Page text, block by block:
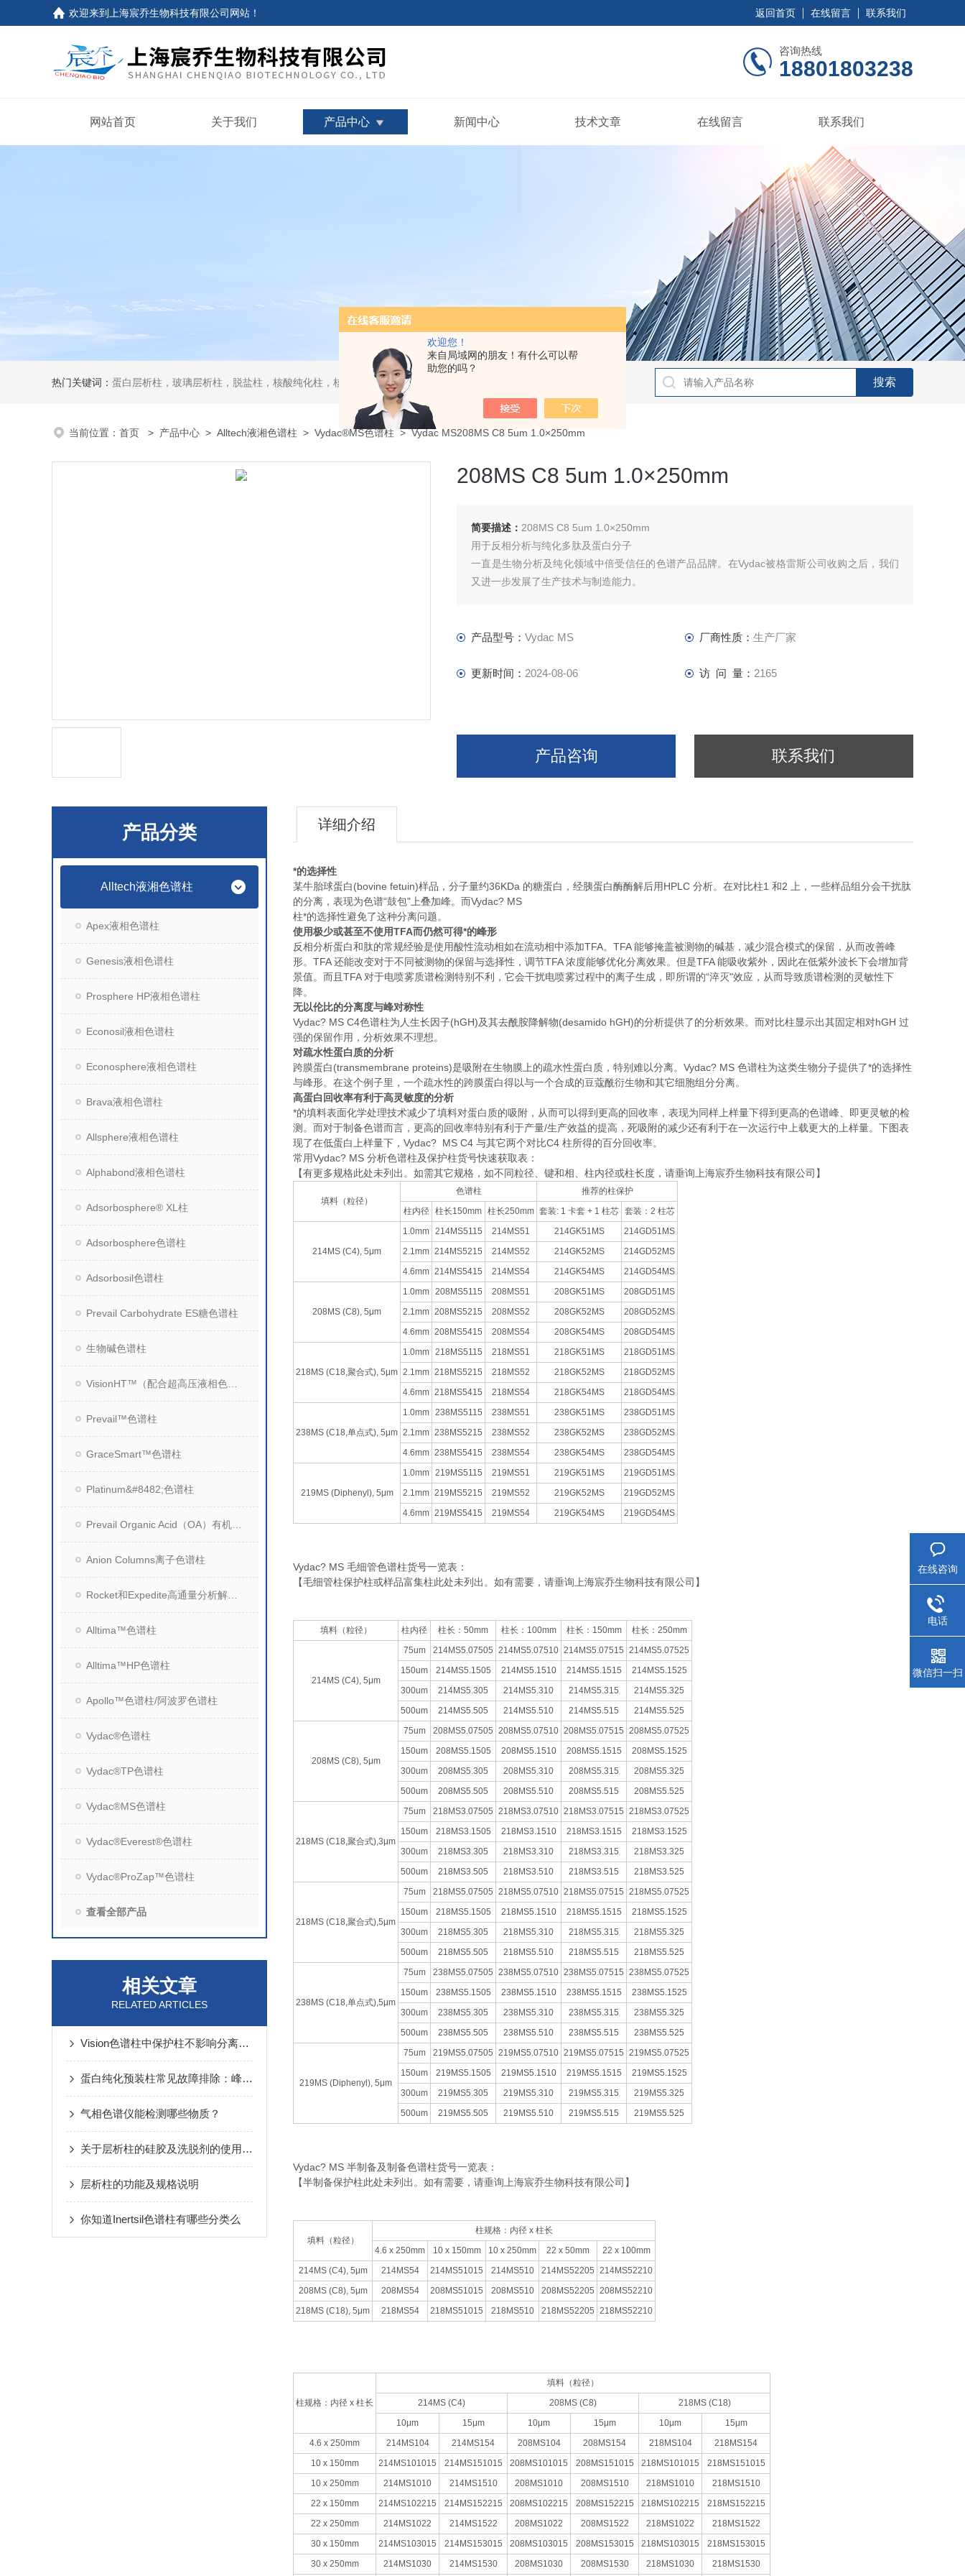
欢迎您！
来自局域网的朋友！有什么可以帮
助您的吗？
欢迎来到上海宸乔生物科技有限公司网站！ 返回首页 在线留言 联系我们
咨询热线
18801803238
网站首页 关于我们 产品中心 新闻中心 技术文章 在线留言 联系我们
热门关键词： 蛋白层析柱，玻璃层析柱，脱盐柱，核酸纯化柱，核酸分离柱，DAC制备柱，分子筛空柱，装柱机
当前位置： 首页 > 产品中心 > Alltech液湘色谱柱 > Vydac®MS色谱柱 > Vydac MS208MS C8 5um 1.0×250mm
208MS C8 5um 1.0×250mm
简要描述： 208MS C8 5um 1.0×250mm
用于反相分析与纯化多肽及蛋白分子
一直是生物分析及纯化领域中倍受信任的色谱产品品牌。在Vydac被格雷斯公司收购之后，我们
又进一步发展了生产技术与制造能力。
产品型号： Vydac MS 厂商性质： 生产厂家
更新时间： 2024-08-06 访 问 量： 2165
产品咨询 联系我们
产品分类
Alltech液湘色谱柱
Apex液相色谱柱
Genesis液相色谱柱
Prosphere HP液相色谱柱
Econosil液相色谱柱
Econosphere液相色谱柱
Brava液相色谱柱
Allsphere液相色谱柱
Alphabond液相色谱柱
Adsorbosphere® XL柱
Adsorbosphere色谱柱
Adsorbosil色谱柱
Prevail Carbohydrate ES糖色谱柱
生物碱色谱柱
Prevail™色谱柱
GraceSmart™色谱柱
Platinum&#8482;色谱柱
Anion Columns离子色谱柱
Alltima™色谱柱
Alltima™HP色谱柱
Apollo™色谱柱/阿波罗色谱柱
Vydac®色谱柱
Vydac®TP色谱柱
Vydac®MS色谱柱
Vydac®Everest®色谱柱
Vydac®ProZap™色谱柱
查看全部产品
相关文章
RELATED ARTICLES
Vision色谱柱中保护柱不影响分离效果是真的么
蛋白纯化预装柱常见故障排除：峰形拖尾、压力升高的原因与对策
气相色谱仪能检测哪些物质？
关于层析柱的硅胶及洗脱剂的使用方法本篇告诉你
层析柱的功能及规格说明
你知道Inertsil色谱柱有哪些分类么
详细介绍
*的选择性
某牛胎球蛋白(bovine fetuin)样品，分子量约36KDa 的糖蛋白，经胰蛋白酶酶解后用HPLC 分析。在对比柱1 和2 上，一些样品组分会干扰肽
的分离，表现为色谱“鼓包"上叠加峰。而Vydac? MS
柱*的选择性避免了这种分离问题。
使用极少或甚至不使用TFA而仍然可得*的峰形
反相分析蛋白和肽的常规经验是使用酸性流动相如在流动相中添加TFA。TFA 能够掩盖被测物的碱基，减少混合模式的保留，从而改善峰
形。TFA 还能改变对于不同被测物的保留与选择性，调节TFA 浓度能够优化分离效果。但是TFA 能吸收紫外，因此在低紫外波长下会增加背
景值。而且TFA 对于电喷雾质谱检测特别不利，它会干扰电喷雾过程中的离子生成，即所谓的“淬灭"效应，从而导致质谱检测的灵敏性下
降。
无以伦比的分离度与峰对称性
Vydac? MS C4色谱柱为人生长因子(hGH)及其去酰胺降解物(desamido hGH)的分析提供了的分析效果。而对比柱显示出其固定相对hGH 过
强的保留作用，分析效果不理想。
对疏水性蛋白质的分析
跨膜蛋白(transmembrane proteins)是吸附在生物膜上的疏水性蛋白质，特别难以分离。Vydac? MS 色谱柱为这类生物分子提供了*的选择性
与峰形。在这个例子里，一个疏水性的跨膜蛋白得以与一个合成的豆蔻酰衍生物和其它细胞组分分离。
高蛋白回收率有利于高灵敏度的分析
*的填料表面化学处理技术减少了填料对蛋白质的吸附，从而可以得到更高的回收率，表现为同样上样量下得到更高的色谱峰、即更灵敏的检
测。而对于制备色谱而言，更高的回收率特别有利于产量/生产效益的提高，死吸附的减少还有利于在一次运行中上载更大的上样量。下图表
现了在低蛋白上样量下，Vydac? MS C4 与其它两个对比C4 柱所得的百分回收率。
常用Vydac? MS 分析色谱柱及保护柱货号快速获取表：
【有更多规格此处未列出。如需其它规格，如不同粒径、键和相、柱内径或柱长度，请垂询上海宸乔生物科技有限公司】
填料（粒径）
色谱柱
推荐的柱保护
柱内径
柱长150mm 柱长250mm 套装: 1 卡套 + 1 柱芯 套装：2 柱芯
214MS (C4), 5μm
1.0mm 214MS5115 214MS51 214GK51MS
214GD51MS
2.1mm 214MS5215 214MS52 214GK52MS
214GD52MS
4.6mm 214MS5415 214MS54 214GK54MS 214GD54MS
208MS (C8), 5μm
1.0mm 208MS5115 208MS51 208GK51MS
208GD51MS
2.1mm 208MS5215 208MS52 208GK52MS
208GD52MS
4.6mm 208MS5415 208MS54 208GK54MS 208GD54MS
218MS (C18,聚合式), 5μm
1.0mm 218MS5115 218MS51 218GK51MS
218GD51MS
2.1mm 218MS5215 218MS52 218GK52MS
218GD52MS
4.6mm 218MS5415 218MS54 218GK54MS 218GD54MS
238MS (C18,单点式), 5μm
1.0mm 238MS5115 238MS51 238GK51MS
238GD51MS
2.1mm 238MS5215 238MS52 238GK52MS
238GD52MS
4.6mm 238MS5415 238MS54 238GK54MS 238GD54MS
219MS (Diphenyl), 5μm
1.0mm 219MS5115 219MS51 219GK51MS
219GD51MS
2.1mm 219MS5215 219MS52 219GK52MS
219GD52MS
4.6mm 219MS5415 219MS54 219GK54MS 219GD54MS
Vydac? MS 毛细管色谱柱货号一览表：
【毛细管柱保护柱或样品富集柱此处未列出。如有需要，请垂询上海宸乔生物科技有限公司】
填料（粒径） 柱内径 柱长：50mm 柱长：100mm 柱长：150mm 柱长：250mm
214MS (C4), 5μm
75um 214MS5.07505 214MS5.07510 214MS5.07515 214MS5.07525
150um
214MS5.1505 214MS5.1510 214MS5.1515
214MS5.1525
300um
214MS5.305 214MS5.310 214MS5.315
214MS5.325
500um
214MS5.505 214MS5.510 214MS5.515 214MS5.525
208MS (C8), 5μm
75um 208MS5.07505 208MS5.07510 208MS5.07515 208MS5.07525
150um
208MS5.1505 208MS5.1510 208MS5.1515
208MS5.1525
300um
208MS5.305 208MS5.310 208MS5.315
208MS5.325
500um
208MS5.505 208MS5.510 208MS5.515 208MS5.525
218MS (C18,聚合式),3μm
75um 218MS3.07505 218MS3.07510 218MS3.07515 218MS3.07525
150um
218MS3.1505 218MS3.1510 218MS3.1515
218MS3.1525
300um
218MS3.305 218MS3.310 218MS3.315
218MS3.325
500um
218MS3.505 218MS3.510 218MS3.515 218MS3.525
218MS (C18,聚合式),5μm
75um 218MS5.07505 218MS5.07510 218MS5.07515 218MS5.07525
150um
218MS5.1505 218MS5.1510 218MS5.1515
218MS5.1525
300um
218MS5.305 218MS5.310 218MS5.315
218MS5.325
500um
218MS5.505 218MS5.510 218MS5.515 218MS5.525
238MS (C18,单点式),5μm
75um 238MS5.07505 238MS5.07510 238MS5.07515 238MS5.07525
150um
238MS5.1505 238MS5.1510 238MS5.1515
238MS5.1525
300um
238MS5.305 238MS5.310 238MS5.315
238MS5.325
500um
238MS5.505 238MS5.510 238MS5.515 238MS5.525
219MS (Diphenyl), 5μm
75um 219MS5.07505 219MS5.07510 219MS5.07515 219MS5.07525
150um
219MS5.1505 219MS5.1510 219MS5.1515
219MS5.1525
300um
219MS5.305 219MS5.310 219MS5.315
219MS5.325
500um
219MS5.505 219MS5.510 219MS5.515 219MS5.525
Vydac? MS 半制备及制备色谱柱货号一览表：
【半制备保护柱此处未列出。如有需要，请垂询上海宸乔生物科技有限公司】
填料（粒径）
柱规格：内径 x 柱长
4.6 x 250mm
10 x 150mm 10 x 250mm 22 x 50mm
22 x 100mm
214MS (C4), 5μm
214MS54 214MS51015 214MS510 214MS52205 214MS52210
208MS (C8), 5μm
208MS54 208MS51015 208MS510 208MS52205 208MS52210
218MS (C18), 5μm
218MS54 218MS51015 218MS510 218MS52205 218MS52210
柱规格：内径 x 柱长
填料（粒径）
214MS (C4)
208MS (C8)
218MS (C18)
10μm
15μm 10μm 15μm 10μm
15μm
4.6 x 250mm
214MS104 214MS154 208MS104 208MS154 218MS104
218MS154
10 x 150mm
214MS101015 214MS151015 208MS101015 208MS151015 218MS101015
218MS151015
10 x 250mm
214MS1010 214MS1510 208MS1010 208MS1510 218MS1010
218MS1510
22 x 150mm
214MS102215 214MS152215 208MS102215 208MS152215 218MS102215
218MS152215
22 x 250mm
214MS1022 214MS1522 208MS1022 208MS1522 218MS1022
218MS1522
30 x 150mm
214MS103015 214MS153015 208MS103015 208MS153015 218MS103015
218MS153015
30 x 250mm
214MS1030 214MS1530 208MS1030 208MS1530 218MS1030 218MS1530
在线咨询
电话
微信扫一扫